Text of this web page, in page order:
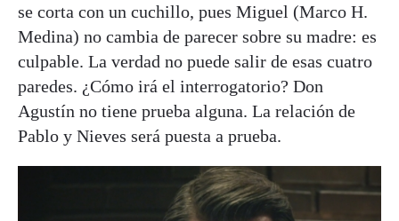
se corta con un cuchillo, pues Miguel (Marco H.
Medina) no cambia de parecer sobre su madre: es
culpable. La verdad no puede salir de esas cuatro
paredes. ¿Cómo irá el interrogatorio? Don
Agustín no tiene prueba alguna. La relación de
Pablo y Nieves será puesta a prueba.